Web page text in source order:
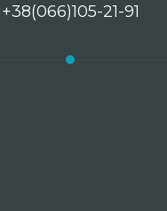
+38(066)105-21-91